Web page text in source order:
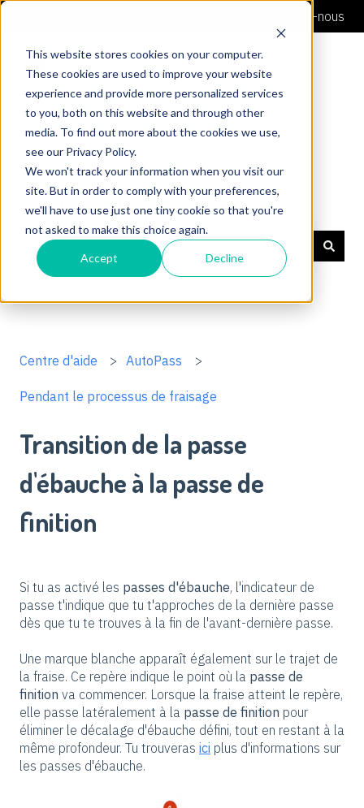
This website stores cookies on your computer.
These cookies are used to improve your website
experience and provide more personalized services
to you, both on this website and through other
media. To find out more about the cookies we use,
see our Privacy Policy.
We won't track your information when you visit our
site. But in order to comply with your preferences,
we'll have to use just one tiny cookie so that you're
not asked to make this choice again.
Accept Decline
Afficher le sous-menu pour les traductions
Contacte-nous
Soutien Shaper
Il n'y a aucune suggestion car le champ de recherche
Centre d'aide AutoPass
Pendant le processus de fraisage
Transition de la passe
d'ébauche à la passe de
finition
Si tu as activé les passes d'ébauche, l'indicateur de
passe t'indique que tu t'approches de la dernière passe
dès que tu te trouves à la fin de l'avant-dernière passe.
Une marque blanche apparaît également sur le trajet de
la fraise. Ce repère indique le point où la passe de
finition va commencer. Lorsque la fraise atteint le repère,
elle passe latéralement à la passe de finition pour
éliminer le décalage d'ébauche défini, tout en restant à la
même profondeur. Tu trouveras ici plus d'informations sur
les passes d'ébauche.